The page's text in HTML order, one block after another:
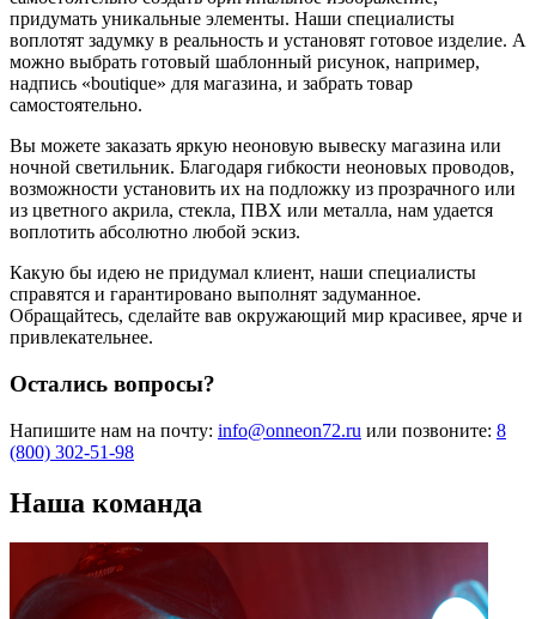
придумать уникальные элементы. Наши специалисты
воплотят задумку в реальность и установят готовое изделие. А
можно выбрать готовый шаблонный рисунок, например,
надпись «boutique» для магазина, и забрать товар
самостоятельно.
Вы можете заказать яркую неоновую вывеску магазина или
ночной светильник. Благодаря гибкости неоновых проводов,
возможности установить их на подложку из прозрачного или
из цветного акрила, стекла, ПВХ или металла, нам удается
воплотить абсолютно любой эскиз.
Какую бы идею не придумал клиент, наши специалисты
справятся и гарантировано выполнят задуманное.
Обращайтесь, сделайте вав окружающий мир красивее, ярче и
привлекательнее.
Остались вопросы?
Напишите нам на почту: info@onneon72.ru или позвоните: 8
(800) 302-51-98
Наша команда